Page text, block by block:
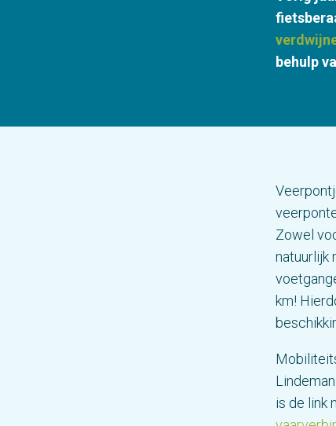
behulp
Zowel
natuurlijk
km!
is de link